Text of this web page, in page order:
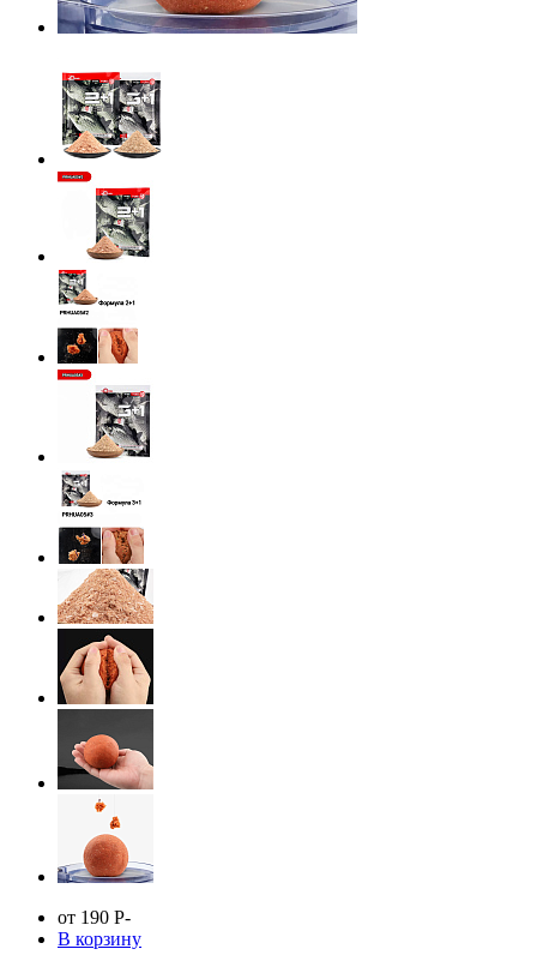
от 190 Р-
В корзину